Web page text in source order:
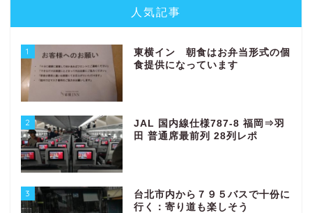
人気記事
1
東横イン 朝食はお弁当形式の個
食提供になっています
2
JAL 国内線仕様787-8 福岡⇒羽
田 普通席最前列 28列レポ
3
台北市内から７９５バスで十份に
行く：寄り道も楽しそう